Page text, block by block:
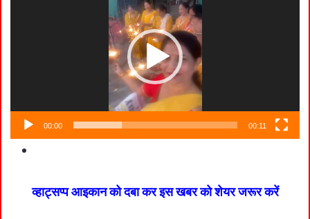
00:00 00:11
व्हाट्सप्प आइकान को दबा कर इस खबर को शेयर जरूर करें